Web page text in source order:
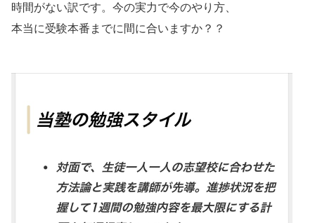
時間がない訳です。今の実力で今のやり方、
本当に受験本番までに間に合いますか？？